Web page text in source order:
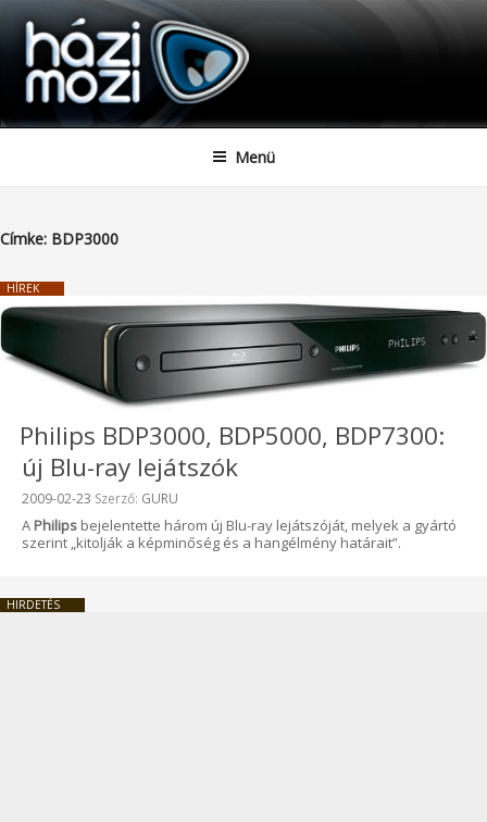
Tartalomhoz
HAZIMOZI
Menü
Címke: BDP3000
HÍREK
Philips BDP3000, BDP5000, BDP7300:
új Blu-ray lejátszók
Beküldve:
2009-02-23 Szerző: GURU
A Philips bejelentette három új Blu-ray lejátszóját, melyek a gyártó
szerint „kitolják a képminőség és a hangélmény határait”.
HIRDETÉS